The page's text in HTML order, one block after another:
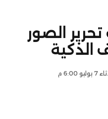
الصور
الذكية
6:00 م